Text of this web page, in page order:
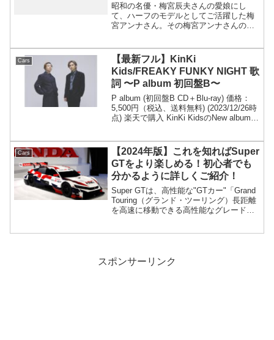
昭和の名優・梅宮辰夫さんの愛娘にし
て、ハーフのモデルとしてご活躍した梅
宮アンナさん。その梅宮アンナさんの国
みました！ 梅宮アンナのプロフィール
生年月日：1972年8月2...
Cars
【最新フル】KinKi
Kids/FREAKY FUNKY NIGHT 歌
詞 〜P album 初回盤B〜
P album (初回盤B CD＋Blu-ray) 価格：
5,500円（税込、送料無料) (2023/12/26時
点) 楽天で購入 KinKi KidsのNew album〜
Cars
【2024年版】これを知ればSuper
GTをより楽しめる！初心者でも
分かるように詳しくご紹介！
Super GTは、高性能な"GTカー"「Grand
Touring（グランド・ツーリング）長距離
を高速に移動できる高性能なグレード」
スポンサーリンク